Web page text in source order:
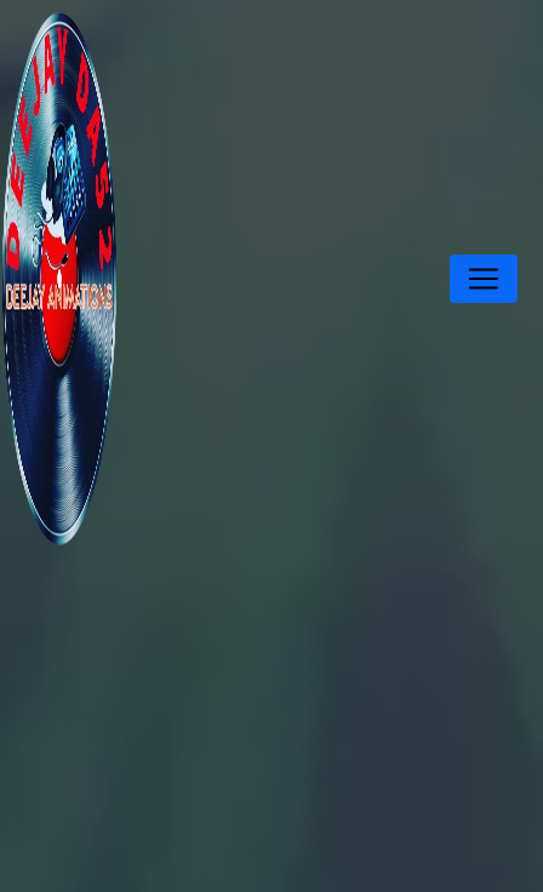
Panneau de gestion des cookies